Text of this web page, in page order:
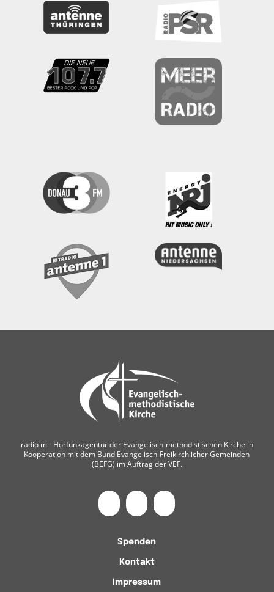
radio m ‐ Hörfunkagentur der Evangelisch-methodistischen Kirche in
Kooperation mit dem Bund Evangelisch-Freikirchlicher Gemeinden
(BEFG) im Auftrag der VEF.
Spenden
Kontakt
Impressum